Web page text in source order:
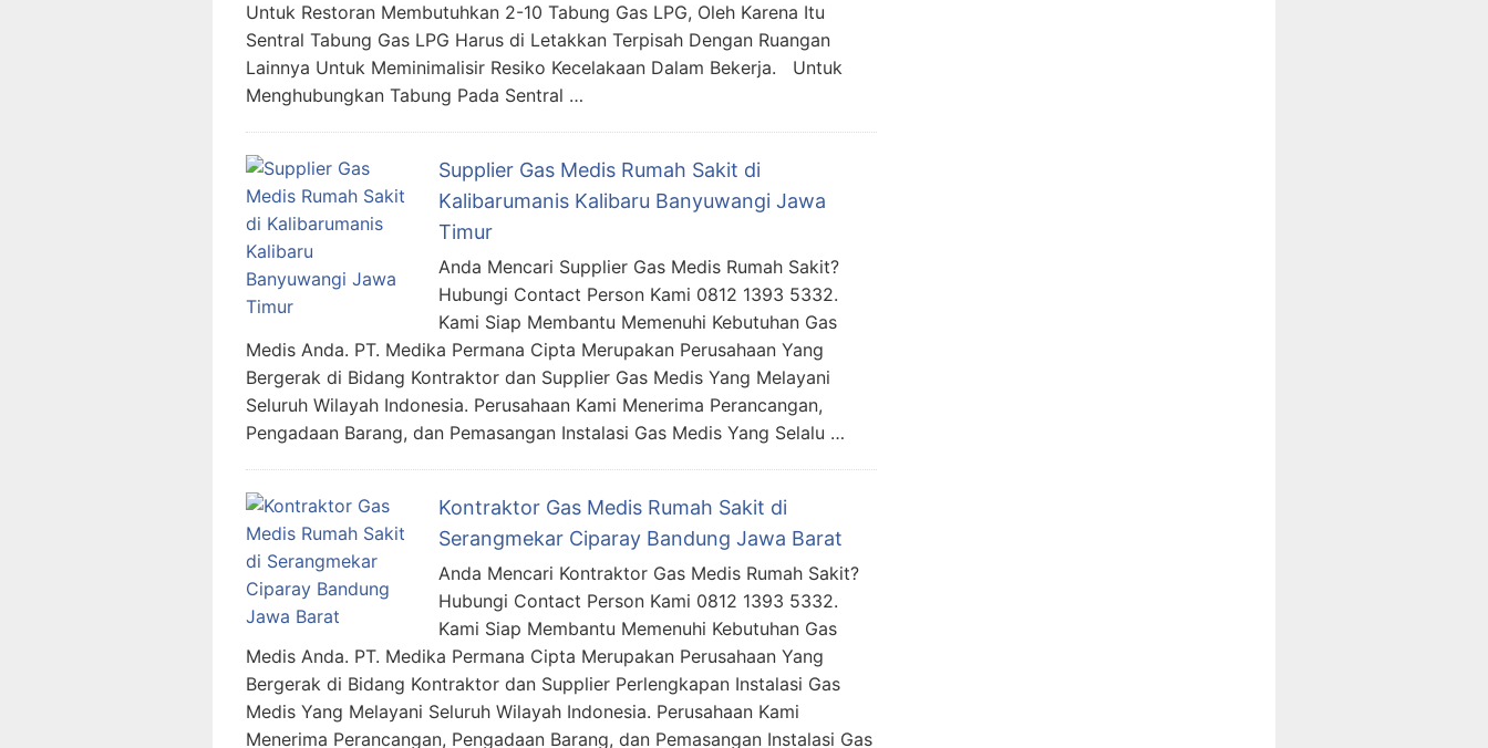
Untuk Restoran Membutuhkan 2-10 Tabung Gas LPG, Oleh Karena Itu
Sentral Tabung Gas LPG Harus di Letakkan Terpisah Dengan Ruangan
Lainnya Untuk Meminimalisir Resiko Kecelakaan Dalam Bekerja. Untuk
Menghubungkan Tabung Pada Sentral …
Supplier Gas Medis Rumah Sakit di
Kalibarumanis Kalibaru Banyuwangi Jawa
Timur
Anda Mencari Supplier Gas Medis Rumah Sakit?
Hubungi Contact Person Kami 0812 1393 5332.
Kami Siap Membantu Memenuhi Kebutuhan Gas
Medis Anda. PT. Medika Permana Cipta Merupakan Perusahaan Yang
Bergerak di Bidang Kontraktor dan Supplier Gas Medis Yang Melayani
Seluruh Wilayah Indonesia. Perusahaan Kami Menerima Perancangan,
Pengadaan Barang, dan Pemasangan Instalasi Gas Medis Yang Selalu …
Kontraktor Gas Medis Rumah Sakit di
Serangmekar Ciparay Bandung Jawa Barat
Anda Mencari Kontraktor Gas Medis Rumah Sakit?
Hubungi Contact Person Kami 0812 1393 5332.
Kami Siap Membantu Memenuhi Kebutuhan Gas
Medis Anda. PT. Medika Permana Cipta Merupakan Perusahaan Yang
Bergerak di Bidang Kontraktor dan Supplier Perlengkapan Instalasi Gas
Medis Yang Melayani Seluruh Wilayah Indonesia. Perusahaan Kami
Menerima Perancangan, Pengadaan Barang, dan Pemasangan Instalasi Gas